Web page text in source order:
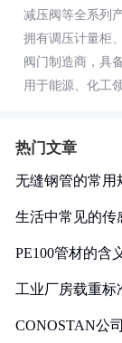
减压阀等全系列
拥有调压计量柜
阀门制造商，具
用于能源、化工
热门文章
无缝钢管的常用
生活中常见的传
PE100管材的含
工业厂房载重标
CONOSTAN公